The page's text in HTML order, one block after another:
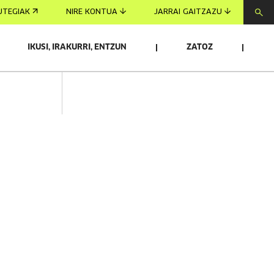
NIRE KONTUA JARRAI GAITZAZU
IKUSI, IRAKURRI, ENTZUN ZATOZ